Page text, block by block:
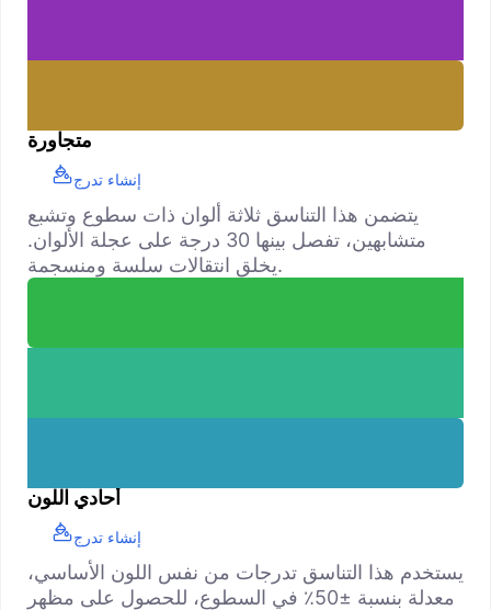
متجاورة
إنشاء تدرج
يتضمن هذا التناسق ثلاثة ألوان ذات سطوع وتشبع
متشابهين، تفصل بينها 30 درجة على عجلة الألوان.
يخلق انتقالات سلسة ومنسجمة.
أحادي اللون
إنشاء تدرج
يستخدم هذا التناسق تدرجات من نفس اللون الأساسي،
معدلة بنسبة ±50٪ في السطوع، للحصول على مظهر